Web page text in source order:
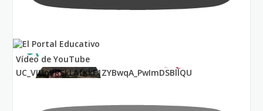
Vídeo de YouTube
UC_VIUnVRSkLAfKkF1ZYBwqA_PwImDSBllQU